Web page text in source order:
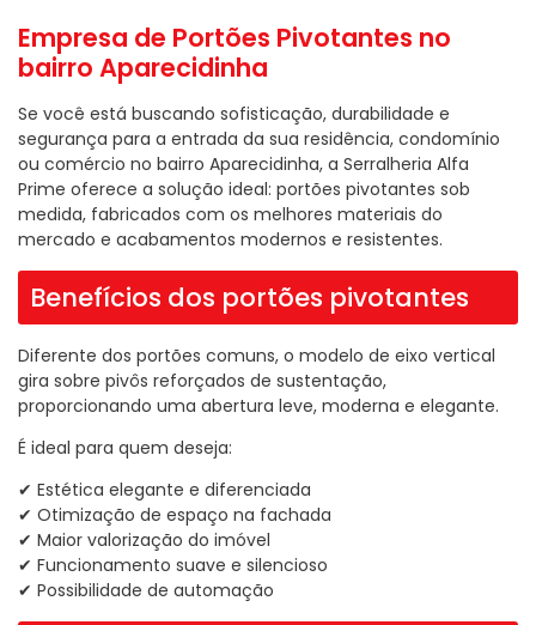
Empresa de Portões Pivotantes no
bairro Aparecidinha
Se você está buscando sofisticação, durabilidade e
segurança para a entrada da sua residência, condomínio
ou comércio no bairro Aparecidinha, a Serralheria Alfa
Prime oferece a solução ideal: portões pivotantes sob
medida, fabricados com os melhores materiais do
mercado e acabamentos modernos e resistentes.
Benefícios dos portões pivotantes
Diferente dos portões comuns, o modelo de eixo vertical
gira sobre pivôs reforçados de sustentação,
proporcionando uma abertura leve, moderna e elegante.
É ideal para quem deseja:
✔ Estética elegante e diferenciada
✔ Otimização de espaço na fachada
✔ Maior valorização do imóvel
✔ Funcionamento suave e silencioso
✔ Possibilidade de automação